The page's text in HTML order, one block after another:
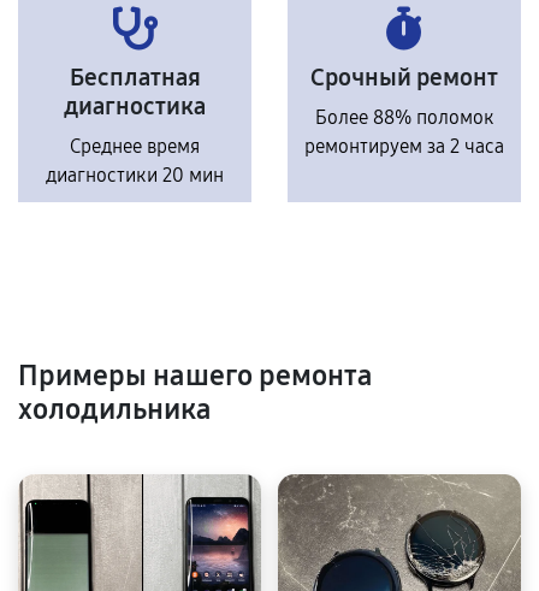
Бесплатная
диагностика
Среднее время
диагностики 20 мин
Срочный ремонт
Более 88% поломок
ремонтируем за 2 часа
Примеры нашего ремонта
холодильника